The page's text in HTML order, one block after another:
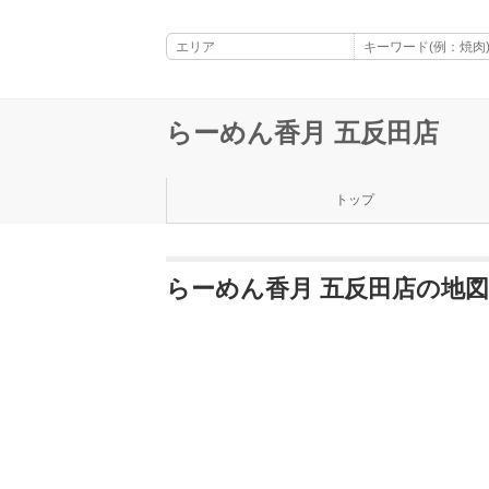
らーめん香月 五反田店
トップ
らーめん香月 五反田店の地図